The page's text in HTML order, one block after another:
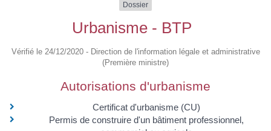
Dossier
Urbanisme - BTP
Vérifié le 24/12/2020 - Direction de l'information légale et administrative
(Première ministre)
Autorisations d'urbanisme
Certificat d'urbanisme (CU)
Permis de construire d'un bâtiment professionnel,